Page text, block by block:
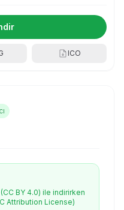
ICO
BY 4.0) ile indirirken
Attribution License)